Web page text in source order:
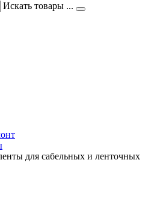
Искать товары ...
для сабельных и ленточных